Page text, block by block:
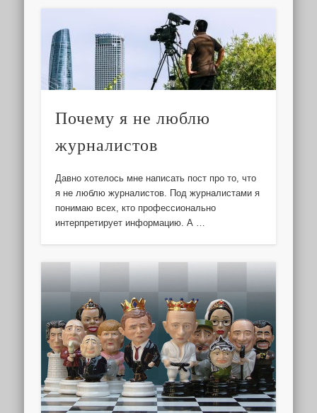
Почему я не люблю
журналистов
Давно хотелось мне написать пост про то, что
я не люблю журналистов. Под журналистами я
понимаю всех, кто профессионально
интерпретирует информацию. А …